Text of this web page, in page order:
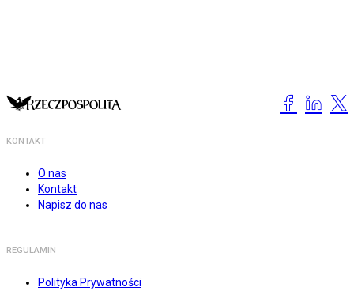
KONTAKT
O nas
Kontakt
Napisz do nas
REGULAMIN
Polityka Prywatności